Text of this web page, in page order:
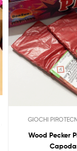
GIOCHI
Wood Pecker